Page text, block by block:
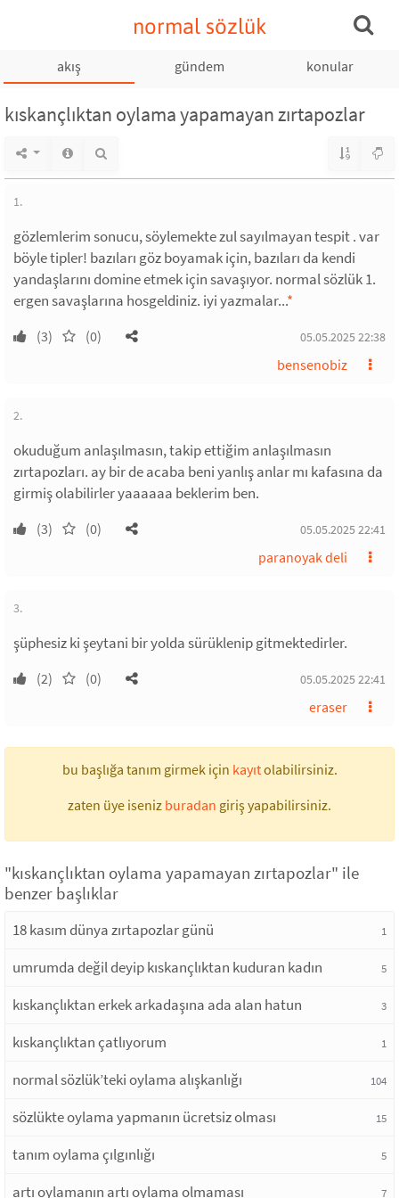
normal sözlük
akış gündem konular
kıskançlıktan oylama yapamayan zırtapozlar
1.
gözlemlerim sonucu, söylemekte zul sayılmayan tespit . var
böyle tipler! bazıları göz boyamak için, bazıları da kendi
yandaşlarını domine etmek için savaşıyor. normal sözlük 1.
ergen savaşlarına hosgeldiniz. iyi yazmalar...*
(3) (0) 05.05.2025 22:38
bensenobiz
2.
okuduğum anlaşılmasın, takip ettiğim anlaşılmasın
zırtapozları. ay bir de acaba beni yanlış anlar mı kafasına da
girmiş olabilirler yaaaaaa beklerim ben.
(3) (0) 05.05.2025 22:41
paranoyak deli
3.
şüphesiz ki şeytani bir yolda sürüklenip gitmektedirler.
(2) (0) 05.05.2025 22:41
eraser
bu başlığa tanım girmek için kayıtolabilirsiniz.
zaten üye iseniz buradan giriş yapabilirsiniz.
"kıskançlıktan oylama yapamayan zırtapozlar" ile
benzer başlıklar
18 kasım dünya zırtapozlar günü 1
umrumda değil deyip kıskançlıktan kuduran kadın 5
kıskançlıktan erkek arkadaşına ada alan hatun 3
kıskançlıktan çatlıyorum 1
normal sözlük’teki oylama alışkanlığı 104
sözlükte oylama yapmanın ücretsiz olması 15
tanım oylama çılgınlığı 5
artı oylamanın artı oylama olmaması 7